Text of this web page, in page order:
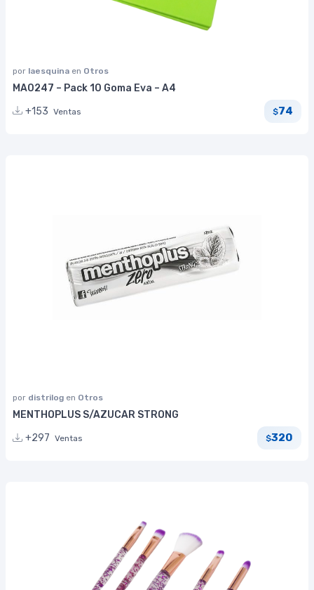
por laesquina en Otros
MA0247 – Pack 10 Goma Eva – A4
+153 Ventas $74
por distrilog en Otros
MENTHOPLUS S/AZUCAR STRONG
+297 Ventas $320